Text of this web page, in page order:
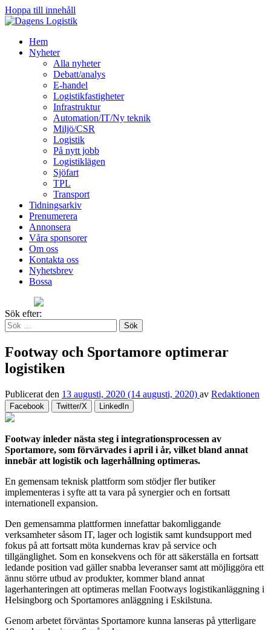
Hoppa till innehåll
Hem
Nyheter
Alla nyheter
Debatt/analys
E-handel
Logistikfastigheter
Infrastruktur
Automation/IT/Ny teknik
Miljö/CSR
Logistik
På nytt jobb
Logistiklägen
Sjöfart
TPL
Transport
Tidningsarkiv
Prenumerera
Annonsera
Våra sponsorer
Om oss
Kontakta oss
Nyhetsbrev
Bossa
Sök efter:
Footway och Sportamore optimerar
logistiken
Publicerat den 13 augusti, 2020 (14 augusti, 2020) av Redaktionen
Facebook Twitter/X LinkedIn
Footway inleder nästa steg i integrationsprocessen av
Sportamore, som förvärvades i april i år, vilket bland annat
innebär att logistik och lagerhållning optimeras.
En gemensam teknisk plattform som stödjer fler butiker
implementeras i syfte att ta vara på synergier och en fortsatt
internationell expansion.
Den gemensamma plattformen innefattar bakomliggande
verksamheter såsom IT, lager och logistik samt kundsupport med
fokus på att fortsatt möta kundernas krav på service och
tillgänglighet. Som en konsekvens och för att säkerställa en fortsatt
ledande position vad gäller snabba leveranser samt att möjliggöra ett
ännu större utbud av produkter, kommer bland annat
lagerhanteringen att optimeras mellan Footways logistikanläggning i
Helsingborg och Sportamores anläggning i Eskilstuna.
Genom arbetet förväntas Sportamore kunna lanseras på ytterligare